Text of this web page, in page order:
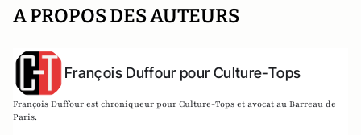
A PROPOS DES AUTEURS
François Duffour pour Culture-Tops
François Duffour est chroniqueur pour Culture-Tops et avocat au Barreau de
Paris.